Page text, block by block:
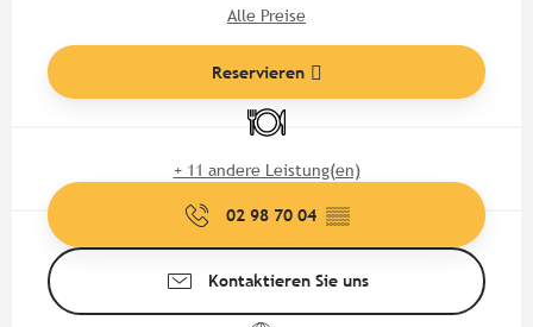
Alle Preise
Reservieren
Restaurant
+ 11 andere Leistung(en)
02 98 70 04 ▒▒
Kontaktieren Sie uns